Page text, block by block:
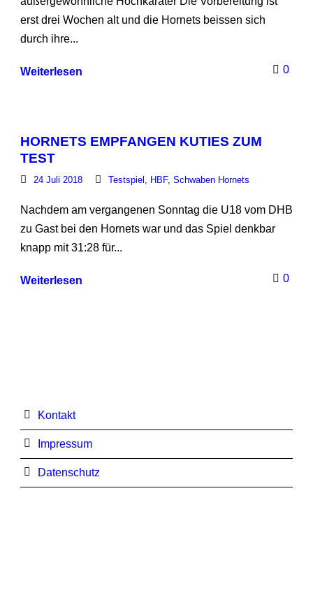
erst drei Wochen alt und die Hornets beissen sich
durch ihre...
Weiterlesen 0
HORNETS EMPFANGEN KUTIES ZUM
TEST
24 Juli 2018 Testspiel , HBF, Schwaben Hornets
Nachdem am vergangenen Sonntag die U18 vom DHB
zu Gast bei den Hornets war und das Spiel denkbar
knapp mit 31:28 für...
Weiterlesen 0
Kontakt
Impressum
Datenschutz